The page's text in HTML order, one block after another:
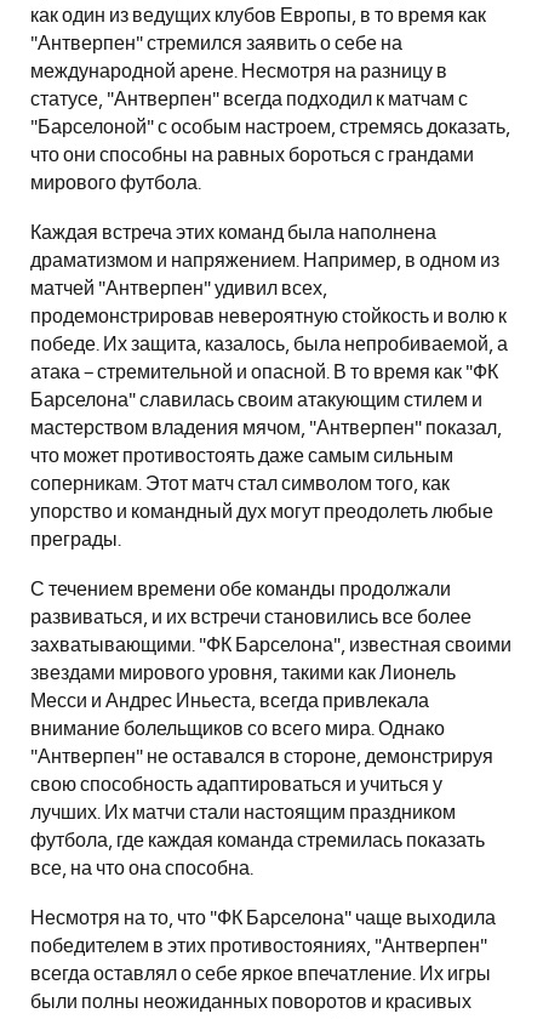
как один из ведущих клубов Европы, в то время как
"Антверпен" стремился заявить о себе на
международной арене. Несмотря на разницу в
статусе, "Антверпен" всегда подходил к матчам с
"Барселоной" с особым настроем, стремясь доказать,
что они способны на равных бороться с грандами
мирового футбола.
Каждая встреча этих команд была наполнена
драматизмом и напряжением. Например, в одном из
матчей "Антверпен" удивил всех,
продемонстрировав невероятную стойкость и волю к
победе. Их защита, казалось, была непробиваемой, а
атака – стремительной и опасной. В то время как "ФК
Барселона" славилась своим атакующим стилем и
мастерством владения мячом, "Антверпен" показал,
что может противостоять даже самым сильным
соперникам. Этот матч стал символом того, как
упорство и командный дух могут преодолеть любые
преграды.
С течением времени обе команды продолжали
развиваться, и их встречи становились все более
захватывающими. "ФК Барселона", известная своими
звездами мирового уровня, такими как Лионель
Месси и Андрес Иньеста, всегда привлекала
внимание болельщиков со всего мира. Однако
"Антверпен" не оставался в стороне, демонстрируя
свою способность адаптироваться и учиться у
лучших. Их матчи стали настоящим праздником
футбола, где каждая команда стремилась показать
все, на что она способна.
Несмотря на то, что "ФК Барселона" чаще выходила
победителем в этих противостояниях, "Антверпен"
всегда оставлял о себе яркое впечатление. Их игры
были полны неожиданных поворотов и красивых